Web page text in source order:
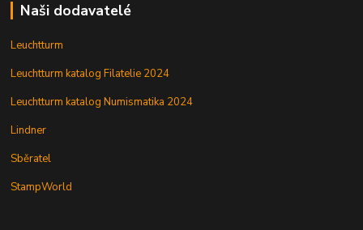
Naši dodavatelé
Leuchtturm
Leuchtturm katalog Filatelie 2024
Leuchtturm katalog Numismatika 2024
Lindner
Sběratel
StampWorld